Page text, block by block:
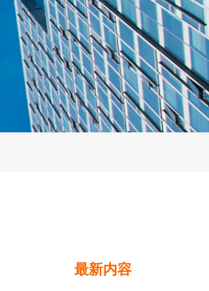
最新内容